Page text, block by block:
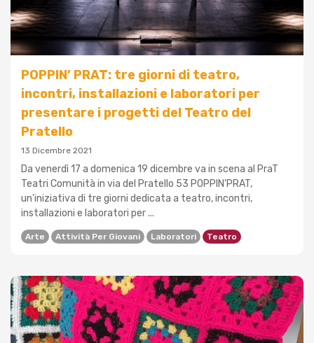
POPPIN’ PRAT: tre giorni di teatro,
incontri, installazioni e laboratori per
presentare i progetti del Teatro del
Pratello
13 Dicembre 2021
Da venerdì 17 a domenica 19 dicembre va in scena al PraT
Teatri Comunità in via del Pratello 53 POPPIN'PRAT,
un'iniziativa di tre giorni dedicata a teatro, incontri,
installazioni e laboratori per ...
Arte Attività Per Giovani Laboratori Teatro